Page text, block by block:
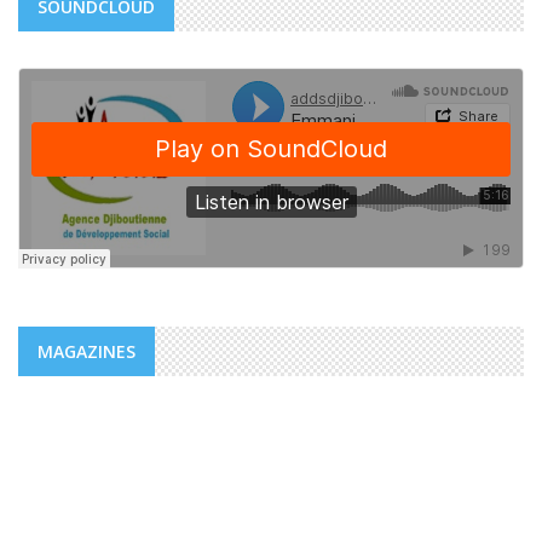
SOUNDCLOUD
MAGAZINES